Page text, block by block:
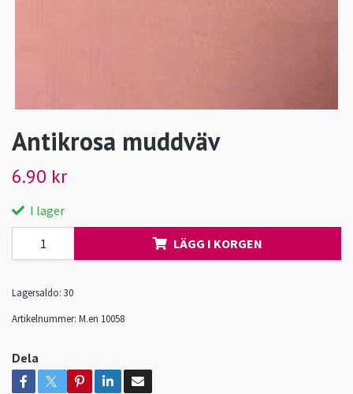
Antikrosa muddväv
6.90 kr
I lager
LÄGG I KORGEN
Lagersaldo: 30
Artikelnummer: M.en 10058
Dela